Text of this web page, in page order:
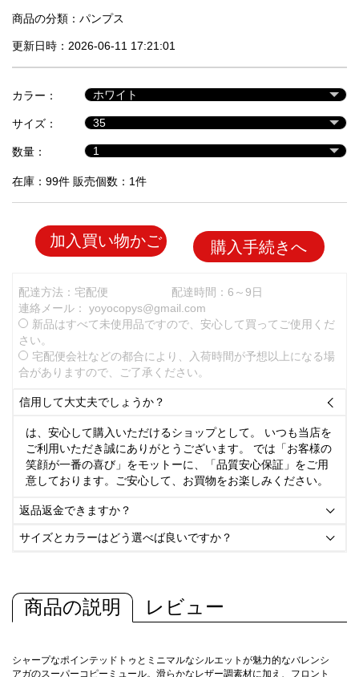
セ
ル
品
商品の分類： パンプス
更新日時：2026-06-11 17:21:01
カラー：
サイズ：
数量：
在庫：99件 販売個数：1件
加入買い物かご 購入手続きへ
配達方法：宅配便
配達時間：6～9日
連絡メール： yoyocopys@gmail.com
新品はすべて未使用品ですので、安心して買ってご使用くだ
さい。
宅配便会社などの都合により、入荷時間が予想以上になる場
合がありますので、ご了承ください。
信用して大丈夫でしょうか？ 
は、安心して購入いただけるショップとして。 いつも当店を
ご利用いただき誠にありがとうございます。 では「お客様の
笑顔が一番の喜び」をモットーに、「品質安心保証」をご用
意しております。ご安心して、お買物をお楽しみください。
返品返金できますか？ 
サイズとカラーはどう選べば良いですか？ 
商品の説明 レビュー
シャープなポインテッドトゥとミニマルなシルエットが魅力的なバレンシ
アガのスーパーコピーミュール。滑らかなレザー調素材に加え、フロント